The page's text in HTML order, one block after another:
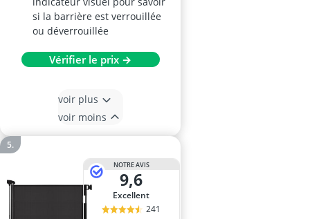
si la barrière est verrouillée
ou déverrouillée
Vérifier le prix →
voir plus
voir moins
NOTRE AVIS
9,6
Excellent
241